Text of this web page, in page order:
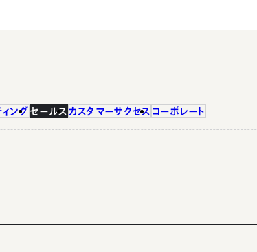
ング セールス カスタマーサクセス コーポレート